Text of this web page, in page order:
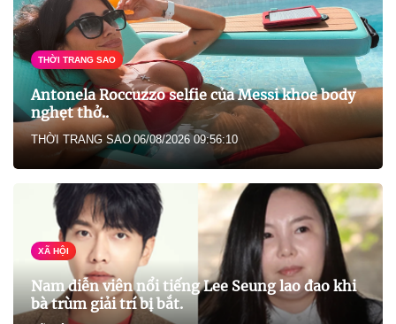
THỜI TRANG SAO
Antonela Roccuzzo selfie của Messi khoe body
nghẹt thở..
THỜI TRANG SAO 06/08/2026 09:56:10
XÃ HỘI
Nam diễn viên nổi tiếng Lee Seung lao đao khi
bà trùm giải trí bị bắt.